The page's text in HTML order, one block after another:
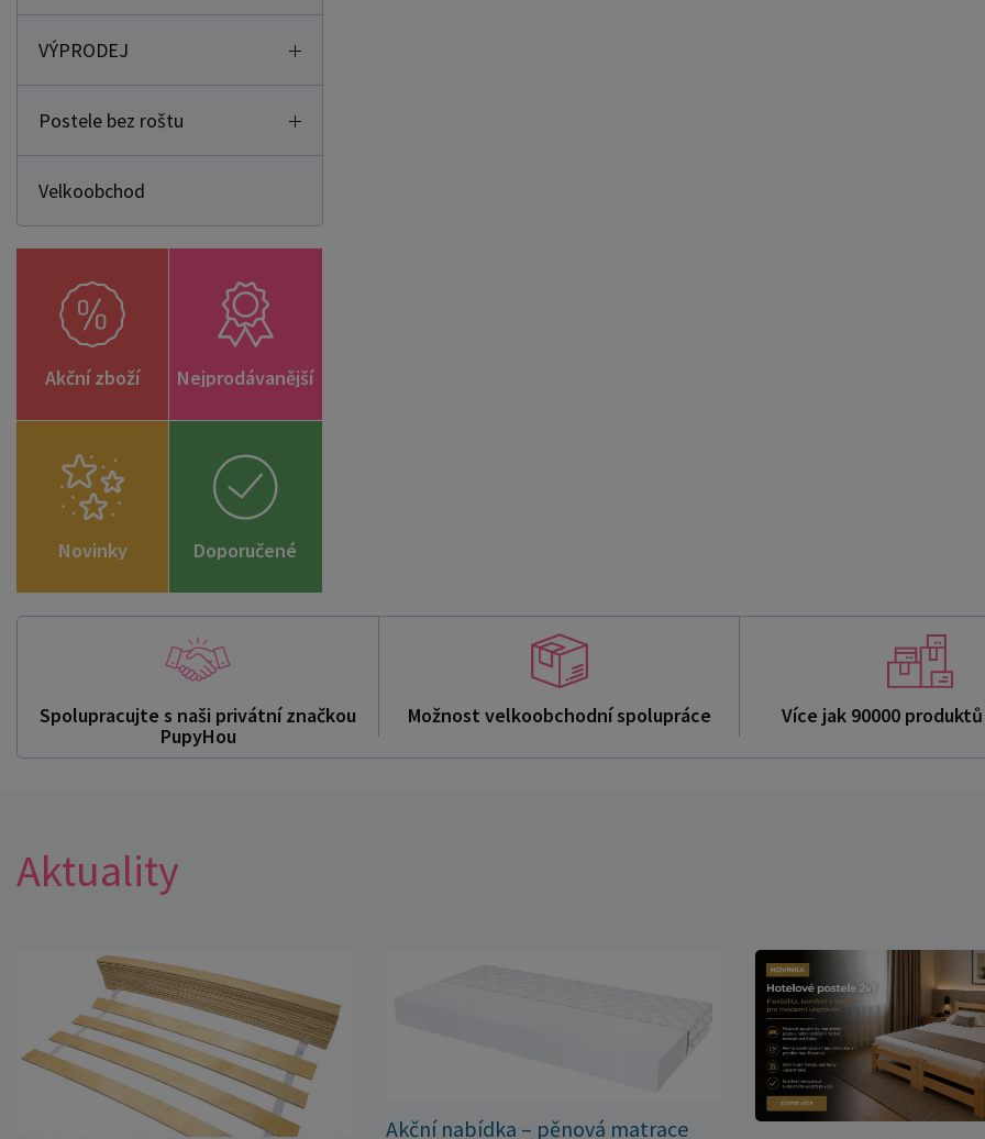
VÝPRODEJ
Postele bez roštu
Velkoobchod
Akční zboží Nejprodávanější
Novinky
Doporučené
zboží
Spolupracujte s naši privátní značkou
PupyHou
Možnost velkoobchodní spolupráce Více jak 90000
Aktuality
Akční nabídka – pěnová matrace